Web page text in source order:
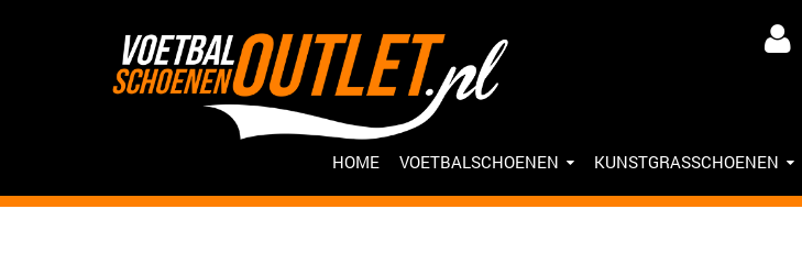
HOME VOETBALSCHOENEN KUNSTGRASSCHOENEN